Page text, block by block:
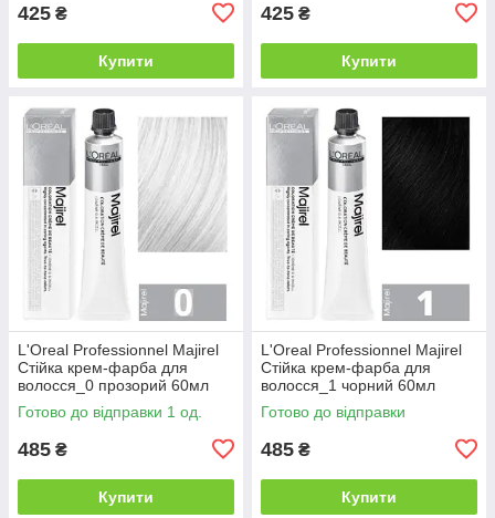
425 ₴
Купити
425 ₴
Купити
L'Oreal Professionnel Majirel
Стійка крем-фарба для
волосся_0 прозорий 60мл
Готово до відправки 1 од.
485 ₴
Купити
L'Oreal Professionnel Majirel
Стійка крем-фарба для
волосся_1 чорний 60мл
Готово до відправки
485 ₴
Купити